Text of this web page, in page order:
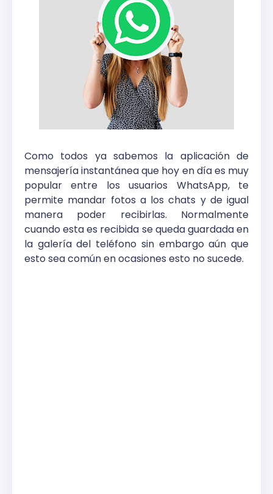
Como todos ya sabemos la aplicación de
mensajería instantánea que hoy en día es muy
popular entre los usuarios WhatsApp, te
permite mandar fotos a los chats y de igual
manera poder recibirlas. Normalmente
cuando esta es recibida se queda guardada en
la galería del teléfono sin embargo aún que
esto sea común en ocasiones esto no sucede.